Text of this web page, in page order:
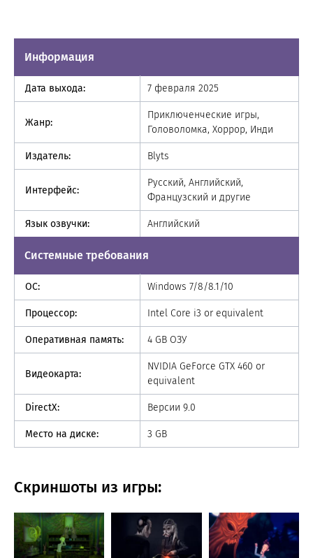
Информация
Дата выхода: 7 февраля 2025
Жанр:
Приключенческие игры,
Головоломка, Хоррор, Инди
Издатель: Blyts
Интерфейс:
Русский, Английский,
Французский и другие
Язык озвучки: Английский
Системные требования
ОС: Windows 7/8/8.1/10
Процессор: Intel Core i3 or equivalent
Оперативная память: 4 GB ОЗУ
Видеокарта:
NVIDIA GeForce GTX 460 or
equivalent
DirectX: Версии 9.0
Место на диске: 3 GB
Скриншоты из игры: